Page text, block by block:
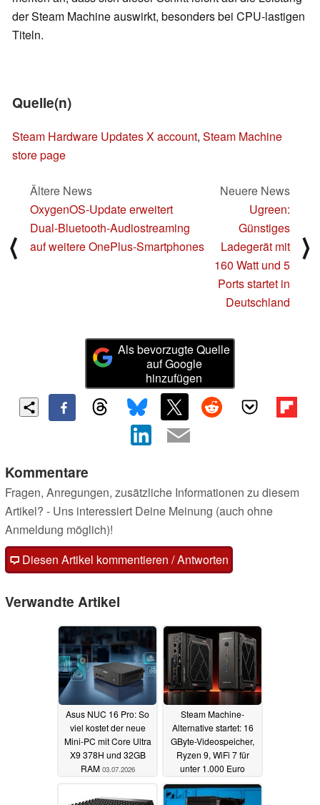
der Steam Machine auswirkt, besonders bei CPU-lastigen
Titeln.
Quelle(n)
Steam Hardware Updates X account, Steam Machine
store page
⟨
Ältere News
OxygenOS‑Update erweitert
Dual‑Bluetooth‑Audiostreaming
auf weitere OnePlus‑Smartphones
Neuere News
Ugreen:
Günstiges
Ladegerät mit
160 Watt und 5
Ports startet in
Deutschland
⟩
Als bevorzugte Quelle
auf Google
hinzufügen
Kommentare
Fragen, Anregungen, zusätzliche Informationen zu diesem
Artikel? - Uns interessiert Deine Meinung (auch ohne
Anmeldung möglich)!
Diesen Artikel kommentieren / Antworten
Verwandte Artikel
Asus NUC 16 Pro: So
viel kostet der neue
Mini-PC mit Core Ultra
X9 378H und 32GB
RAM 03.07.2026
Steam Machine-
Alternative startet: 16
GByte-Videospeicher,
Ryzen 9, WiFi 7 für
unter 1.000 Euro
02.07.2026